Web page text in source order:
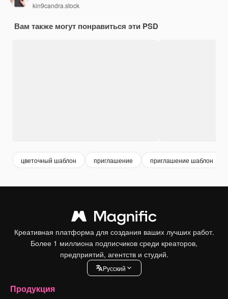
kin9candra.stock
Вам также могут понравиться эти PSD
цветочный шаблон приглашение приглашение шаблон
Креативная платформа для создания ваших лучших работ.
Более 1 миллиона подписчиков среди креаторов,
предприятий, агентств и студий.
Pусский
Продукция